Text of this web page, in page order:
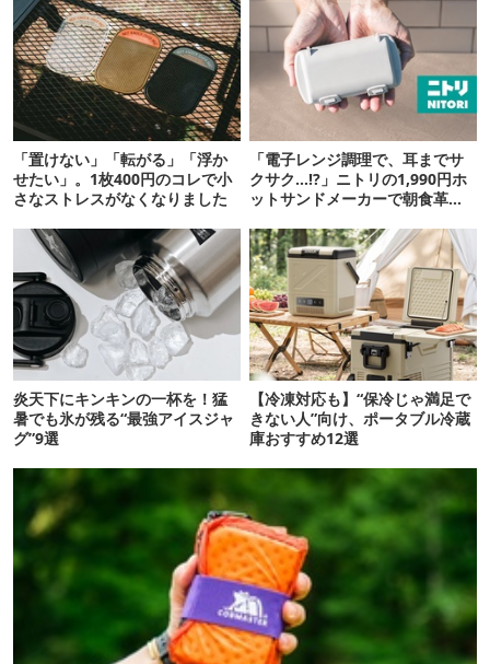
「置けない」「転がる」「浮か
せたい」。1枚400円のコレで小
さなストレスがなくなりました
「電子レンジ調理で、耳までサ
クサク…!?」ニトリの1,990円ホ
ットサンドメーカーで朝食革命
炎天下にキンキンの一杯を！猛
暑でも氷が残る“最強アイスジャ
グ”9選
【冷凍対応も】“保冷じゃ満足で
きない人”向け、ポータブル冷蔵
庫おすすめ12選